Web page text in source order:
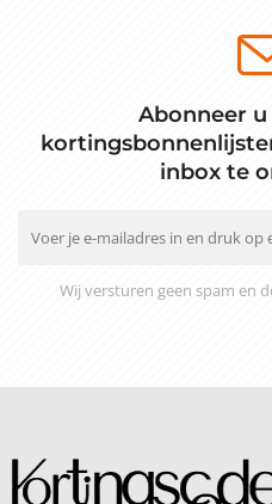
Abonneer
inbox te
Wij versturen geen spam en